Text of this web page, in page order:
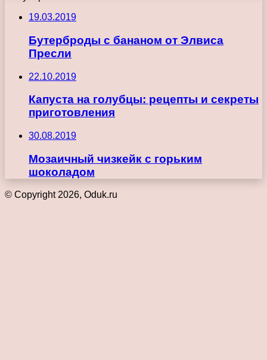
19.03.2019
Бутерброды с бананом от Элвиса
Пресли
22.10.2019
Капуста на голубцы: рецепты и секреты
приготовления
30.08.2019
Мозаичный чизкейк с горьким
шоколадом
© Copyright 2026, Oduk.ru